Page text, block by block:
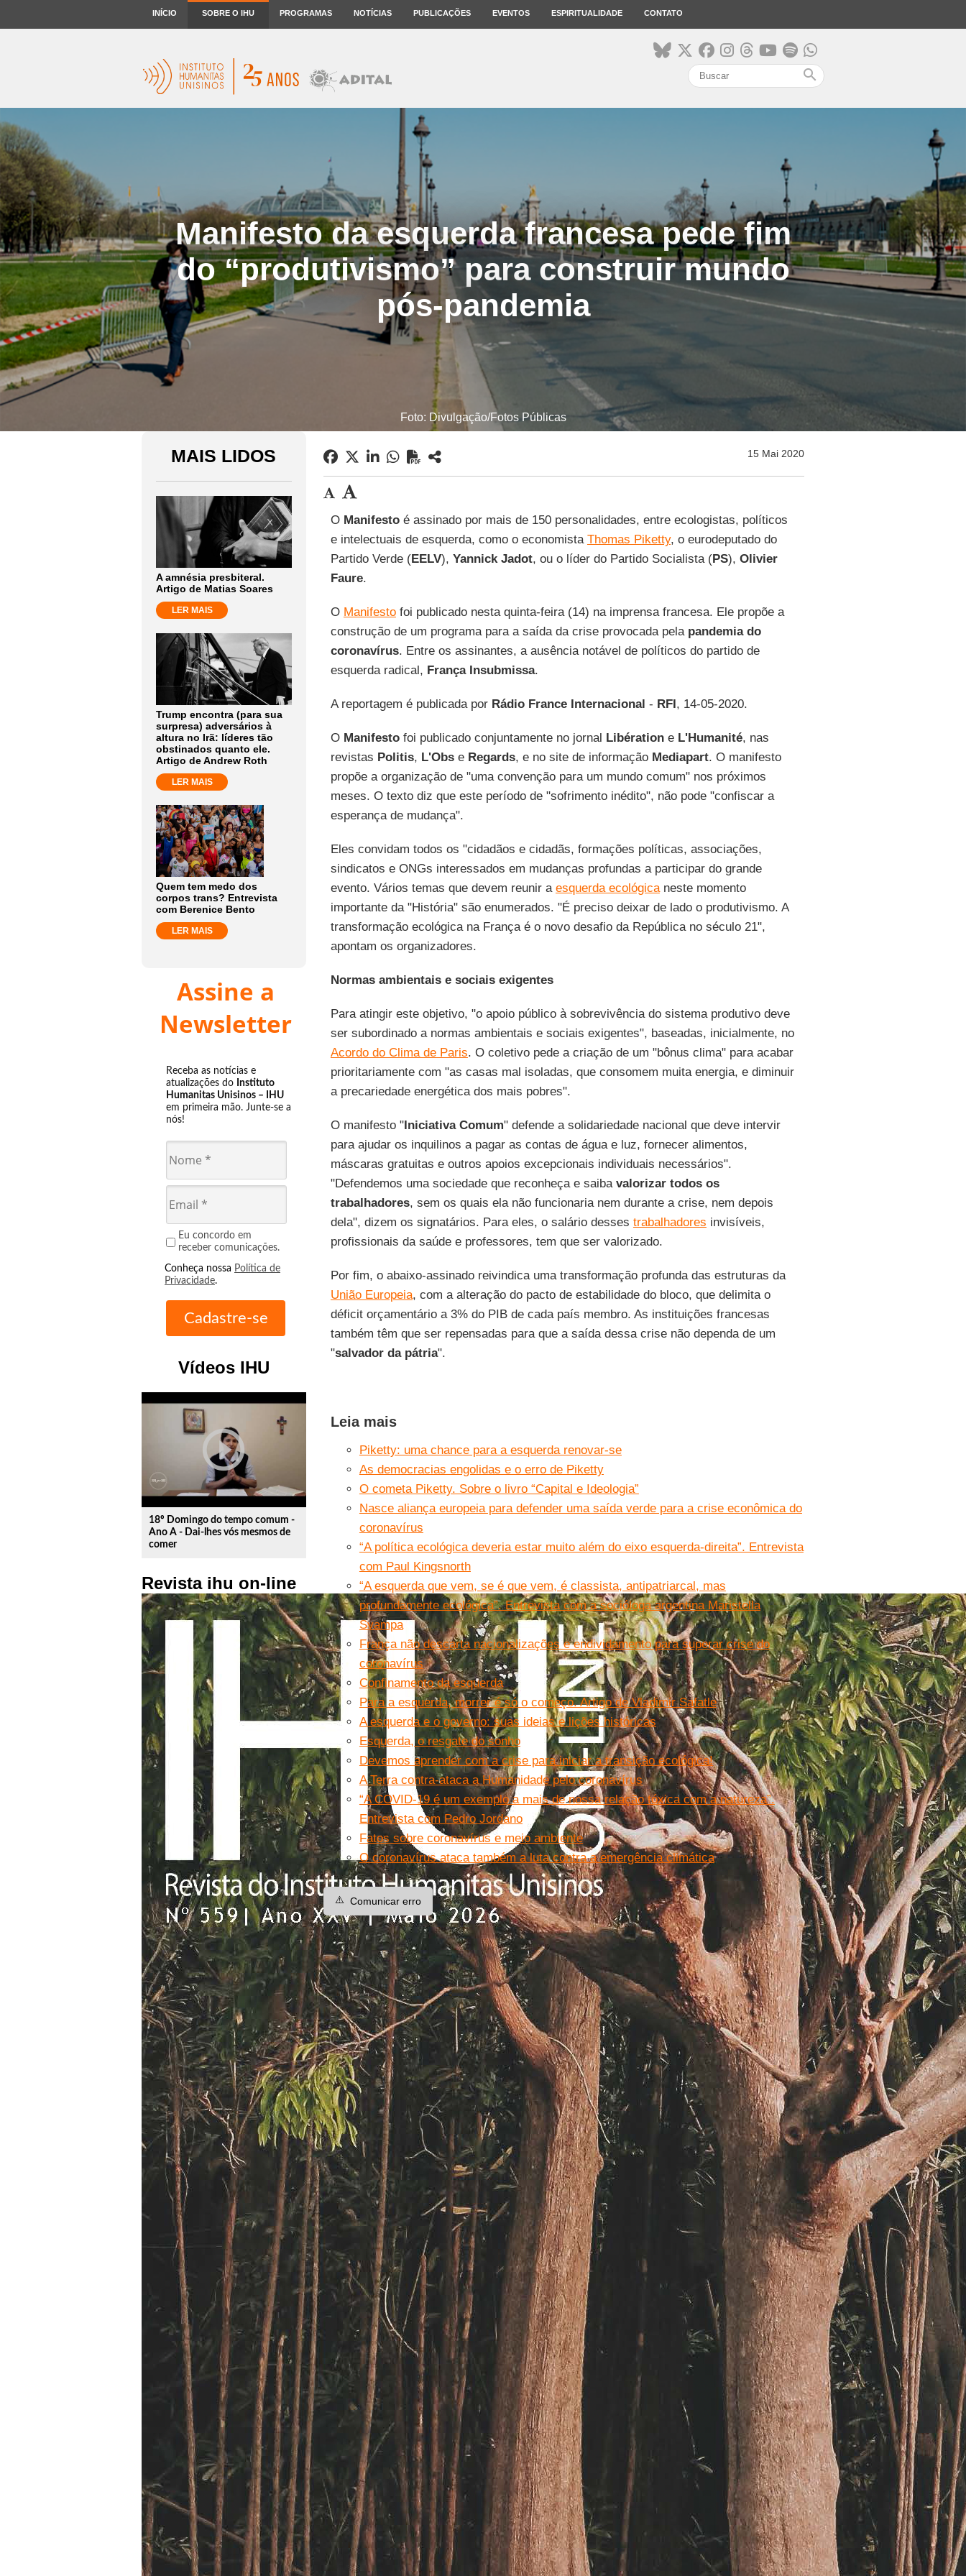
INÍCIO SOBRE O IHU PROGRAMAS NOTÍCIAS PUBLICAÇÕES EVENTOS ESPIRITUALIDADE CONTATO
search
Manifesto da esquerda francesa pede fim
do “produtivismo” para construir mundo
pós-pandemia
Foto: Divulgação/Fotos Públicas
MAIS LIDOS
A amnésia presbiteral.
Artigo de Matias Soares
LER MAIS
Trump encontra (para sua
surpresa) adversários à
altura no Irã: líderes tão
obstinados quanto ele.
Artigo de Andrew Roth
LER MAIS
Quem tem medo dos
corpos trans? Entrevista
com Berenice Bento
LER MAIS
Assine a
Newsletter
Receba as notícias e
atualizações do Instituto
Humanitas Unisinos – IHU
em primeira mão. Junte-se a
nós!
Eu concordo em
receber comunicações.
Conheça nossa Política de
Privacidade.
Vídeos IHU
play_circle_outline
18º Domingo do tempo comum -
Ano A - Dai-lhes vós mesmos de
comer
Revista ihu on-line
15 Mai 2020
O Manifestoé assinado por mais de 150 personalidades, entre ecologistas, políticos
e intelectuais de esquerda, como o economista Thomas Piketty, o eurodeputado do
Partido Verde (EELV), Yannick Jadot, ou o líder do Partido Socialista (PS), Olivier
Faure.
O Manifestofoi publicado nesta quinta-feira (14) na imprensa francesa. Ele propõe a
construção de um programa para a saída da crise provocada pela pandemia do
coronavírus. Entre os assinantes, a ausência notável de políticos do partido de
esquerda radical, França Insubmissa.
A reportagem é publicada por Rádio France Internacional - RFI, 14-05-2020.
O Manifesto foi publicado conjuntamente no jornal Libératione L'Humanité, nas
revistas Politis, L'Obse Regards, e no site de informação Mediapart. O manifesto
propõe a organização de "uma convenção para um mundo comum" nos próximos
meses. O texto diz que este período de "sofrimento inédito", não pode "confiscar a
esperança de mudança".
Eles convidam todos os "cidadãos e cidadãs, formações políticas, associações,
sindicatos e ONGs interessados em mudanças profundas a participar do grande
evento. Vários temas que devem reunir a esquerda ecológicaneste momento
importante da "História" são enumerados. "É preciso deixar de lado o produtivismo. A
transformação ecológica na França é o novo desafio da República no século 21",
apontam os organizadores.
Normas ambientais e sociais exigentes
Para atingir este objetivo, "o apoio público à sobrevivência do sistema produtivo deve
ser subordinado a normas ambientais e sociais exigentes", baseadas, inicialmente, no
Acordo do Clima de Paris. O coletivo pede a criação de um "bônus clima" para acabar
prioritariamente com "as casas mal isoladas, que consomem muita energia, e diminuir
a precariedade energética dos mais pobres".
O manifesto "Iniciativa Comum" defende a solidariedade nacional que deve intervir
para ajudar os inquilinos a pagar as contas de água e luz, fornecer alimentos,
máscaras gratuitas e outros apoios excepcionais individuais necessários".
"Defendemos uma sociedade que reconheça e saibavalorizar todos os
trabalhadores, sem os quais ela não funcionaria nem durante a crise, nem depois
dela", dizem os signatários. Para eles, o salário desses trabalhadores invisíveis,
profissionais da saúde e professores, tem que ser valorizado.
Por fim, o abaixo-assinado reivindica uma transformação profunda das estruturas da
União Europeia, com a alteração do pacto de estabilidade do bloco, que delimita o
déficit orçamentário a 3% do PIB de cada país membro. As instituições francesas
também têm que ser repensadas para que a saída dessa crise não dependa de um
"salvador da pátria".
Leia mais
Piketty: uma chance para a esquerda renovar-se
As democracias engolidas e o erro de Piketty
O cometa Piketty. Sobre o livro “Capital e Ideologia”
Nasce aliança europeia para defender uma saída verde para a crise econômica do
coronavírus
“A política ecológica deveria estar muito além do eixo esquerda-direita”. Entrevista
com Paul Kingsnorth
“A esquerda que vem, se é que vem, é classista, antipatriarcal, mas
profundamente ecológica”. Entrevista com a socióloga argentina Maristella
Svampa
França não descarta nacionalizações e endividamento para superar crise do
coronavírus
Confinamento da esquerda
Para a esquerda, morrer é só o começo. Artigo de Vladimir Safatle
A esquerda e o governo: suas ideias e lições históricas
Esquerda, o resgate do sonho
Devemos aprender com a crise para iniciar a transição ecológica!
A Terra contra-ataca a Humanidade pelo coronavírus
“A COVID-19 é um exemplo a mais de nossa relação tóxica com a natureza”.
Entrevista com Pedro Jordano
Fatos sobre coronavírus e meio ambiente
O coronavírus ataca também a luta contra a emergência climática
⚠️ Comunicar erro